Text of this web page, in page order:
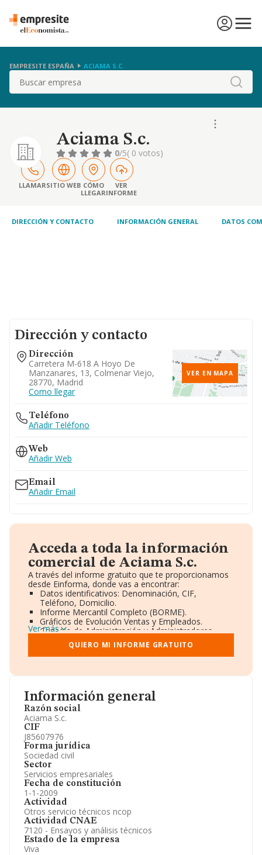
EMPRESITE ESPAÑA ACIAMA S.C.
Buscar
Aciama S.c.
0/5( 0 votos)
LLAMARSITIO WEB CÓMO
LLEGAR
VER
INFORME
DIRECCIÓN Y CONTACTO INFORMACIÓN GENERAL DATOS
Información general
Razón social
Aciama S.c.
CIF
J85607976
Forma jurídica
Sociedad civil
Sector
Servicios empresariales
Fecha de constitución
1-1-2009
Actividad
Otros servicio técnicos ncop
Actividad CNAE
7120 - Ensayos y análisis técnicos
Estado de la empresa
Viva
Dirección y contacto
Dirección
Carretera M-618 A Hoyo De
Manzanares, 13, Colmenar Viejo,
28770, Madrid
Como llegar
VER EN MAPA
Teléfono
Añadir Teléfono
Web
Añadir Web
Email
Añadir Email
Acceda a toda la información
comercial de Aciama S.c.
A través del informe gratuito que te proporcionamos
desde Einforma, donde vas a encontrar:
Datos identificativos: Denominación, CIF,
Teléfono, Domicilio.
Informe Mercantil Completo (BORME).
Gráficos de Evolución Ventas y Empleados.
Consejo de Administración y Administradores.
Directivos y Ejecutivos.
Accionistas.
Participaciones y Vinculaciones en otras empresas.
Información oficial y registral complementaria.
Ver más
QUIERO MI INFORME GRATUITO